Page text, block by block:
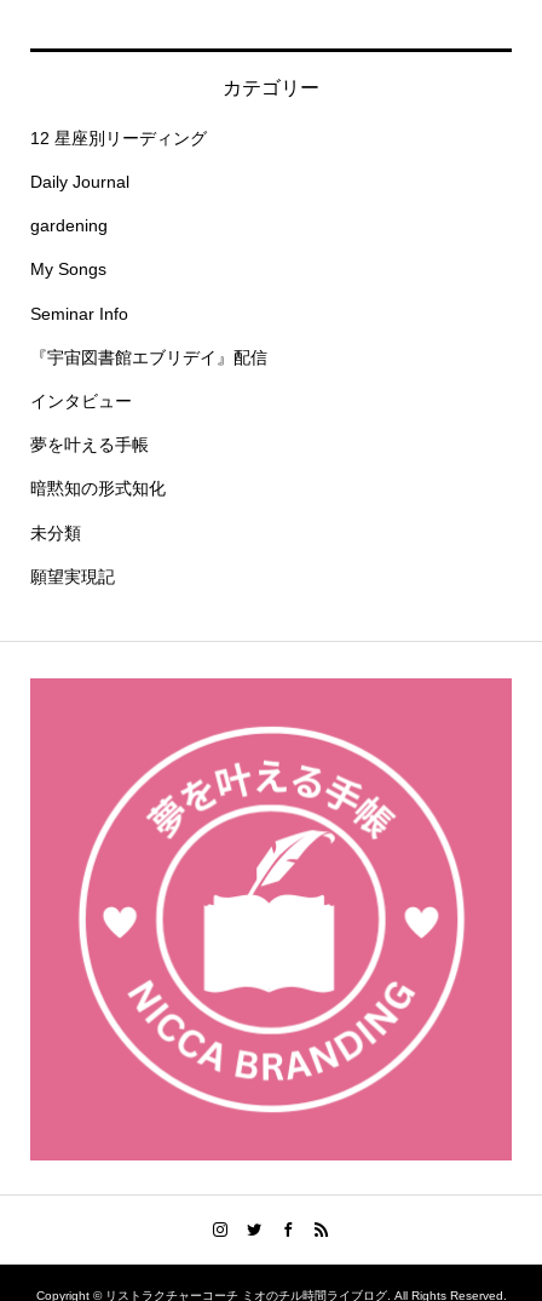
カテゴリー
12 星座別リーディング
Daily Journal
gardening
My Songs
Seminar Info
『宇宙図書館エブリデイ』配信
インタビュー
夢を叶える手帳
暗黙知の形式知化
未分類
願望実現記
Copyright ©リストラクチャーコーチ ミオのチル時間ライブログ. All Rights Reserved.